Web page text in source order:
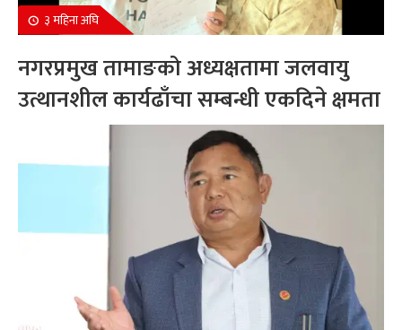
३ महिना अघि
नगरप्रमुख तामाङको अध्यक्षतामा जलवायु
उत्थानशील कार्यढाँचा सम्बन्धी एकदिने क्षमता
अभिवृद्धि कार्यक्रम सम्पन्न